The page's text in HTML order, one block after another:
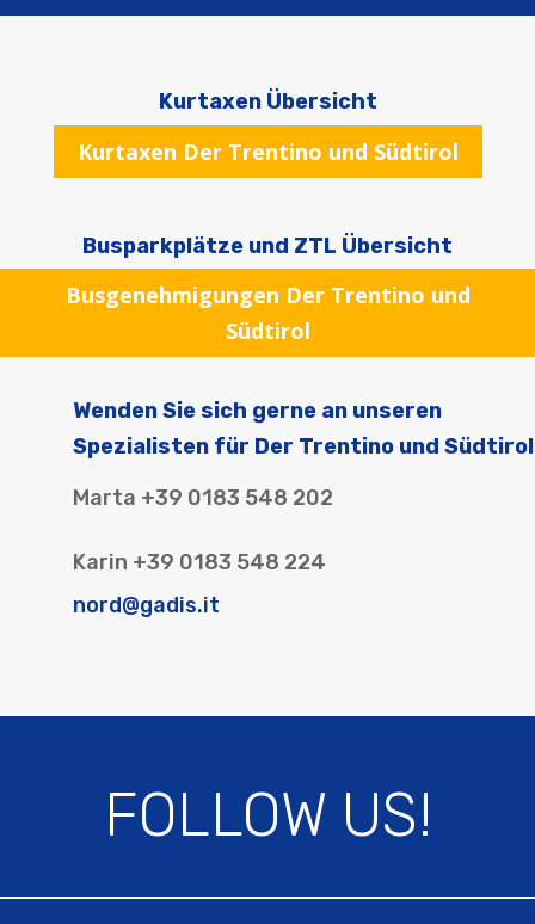
Kurtaxen Übersicht
Kurtaxen Der Trentino und Südtirol
Busparkplätze und ZTL Übersicht
Busgenehmigungen Der Trentino und
Südtirol
Wenden Sie sich gerne an unseren
Spezialisten für Der Trentino und Südtirol
Marta +39 0183 548 202
Karin +39 0183 548 224
nord@gadis.it
FOLLOW US!